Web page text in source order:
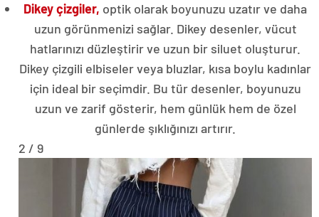
Dikey çizgiler, optik olarak boyunuzu uzatır ve daha
uzun görünmenizi sağlar. Dikey desenler, vücut
hatlarınızı düzleştirir ve uzun bir siluet oluşturur.
Dikey çizgili elbiseler veya bluzlar, kısa boylu kadınlar
için ideal bir seçimdir. Bu tür desenler, boyunuzu
uzun ve zarif gösterir, hem günlük hem de özel
günlerde şıklığınızı artırır.
2 / 9